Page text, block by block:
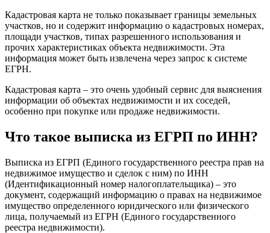
Кадастровая карта не только показывает границы земельных
участков, но и содержит информацию о кадастровых номерах,
площади участков, типах разрешенного использования и
прочих характеристиках объекта недвижимости. Эта
информация может быть извлечена через запрос к системе
ЕГРН.
Кадастровая карта – это очень удобный сервис для выяснения
информации об объектах недвижимости и их соседей,
особенно при покупке или продаже недвижимости.
Что такое выписка из ЕГРП по ИНН?
Выписка из ЕГРП (Единого государственного реестра прав на
недвижимое имущество и сделок с ним) по ИНН
(Идентификационный номер налогоплательщика) – это
документ, содержащий информацию о правах на недвижимое
имущество определенного юридического или физического
лица, получаемый из ЕГРН (Единого государственного
реестра недвижимости).